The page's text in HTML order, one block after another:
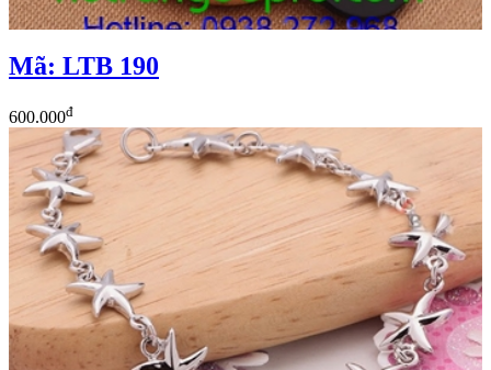
Mã: LTB 190
600.000đ